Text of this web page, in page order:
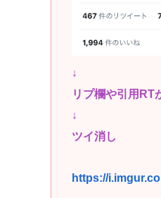
↓
リプ欄や引用RT
↓
ツイ消し
https://